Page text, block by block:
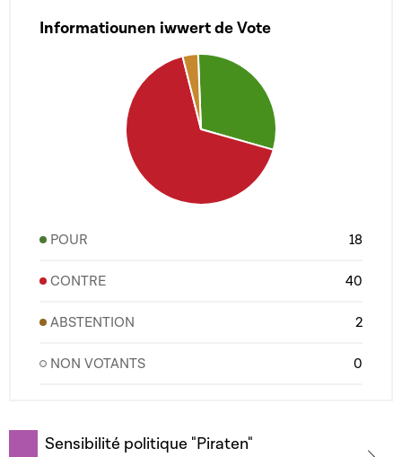
Informatiounen iwwert de Vote
POUR 18
CONTRE 40
ABSTENTION 2
NON VOTANTS 0
Sensibilité politique "Piraten"